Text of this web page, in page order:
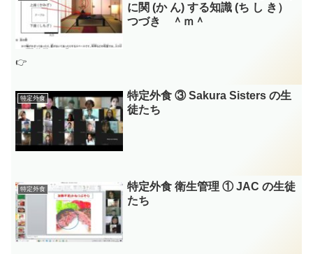
に関 (か ん) する知識 (ち し き）
つづき ＾ｍ＾
👉
特定外食
特定外食 ③ Sakura Sisters の生
徒たち
特定外食
特定外食 衛生管理 ① JAC の生徒
たち